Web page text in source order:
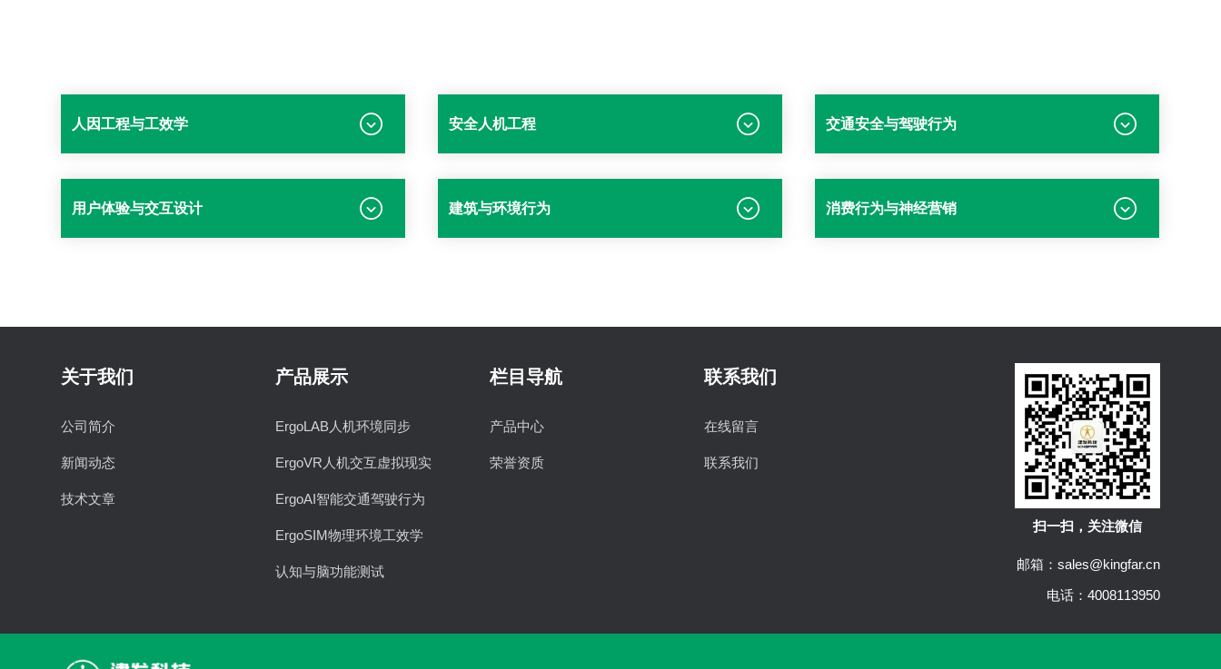
人因工程与工效学 安全人机工程 交通安全与驾驶行为
用户体验与交互设计 建筑与环境行为 消费行为与神经营销
关于我们
公司简介
新闻动态
技术文章
产品展示
ErgoLAB人机环境同步
ErgoVR人机交互虚拟现实
ErgoAI智能交通驾驶行为
ErgoSIM物理环境工效学
认知与脑功能测试
栏目导航
产品中心
荣誉资质
联系我们
在线留言
联系我们
扫一扫，关注微信
邮箱：sales@kingfar.cn
电话：4008113950